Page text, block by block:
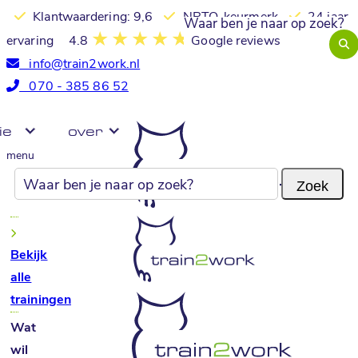
Klantwaardering: 9,6 NRTO-keurmerk
24 jaar
ervaring
4.8
Google reviews
info@train2work.nl
070 - 385 86 52
over
menu
Bekijk
alle
trainingen
Wat
wil